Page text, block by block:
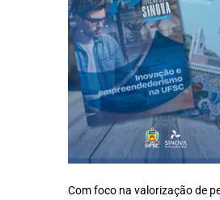
Com foco na valorização de